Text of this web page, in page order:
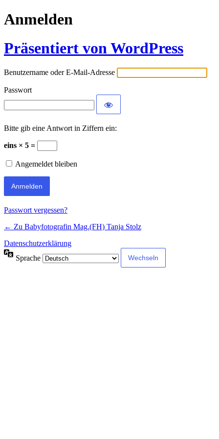
Anmelden
Präsentiert von WordPress
Benutzername oder E-Mail-Adresse
Passwort
Bitte gib eine Antwort in Ziffern ein:
eins × 5 =
Angemeldet bleiben
Passwort vergessen?
← Zu Babyfotografin Mag.(FH) Tanja Stolz
Datenschutzerklärung
Sprache